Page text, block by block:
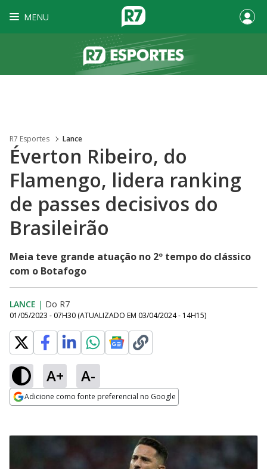
MENU
R7 Esportes Lance
Éverton Ribeiro, do
Flamengo, lidera ranking
de passes decisivos do
Brasileirão
Meia teve grande atuação no 2º tempo do clássico
com o Botafogo
LANCE | Do R7
01/05/2023 - 07H30 (ATUALIZADO EM 03/04/2024 - 14H15)
A+ A-
Adicione como fonte preferencial no Google